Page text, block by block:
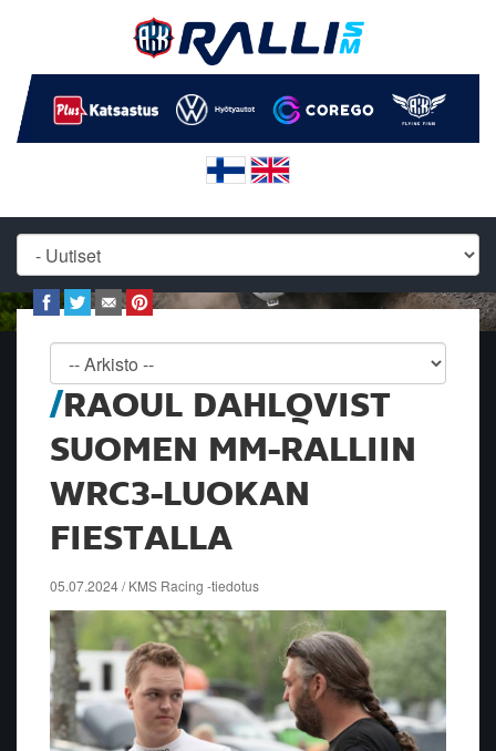
RAOUL DAHLQVIST
SUOMEN MM-RALLIIN
WRC3-LUOKAN
FIESTALLA
05.07.2024 / KMS Racing -tiedotus